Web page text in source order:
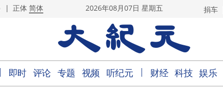
| 正体 简体 2026年08月07日 星期五 捐车
即时 评论 专题 视频 听纪元 财经 科技 娱乐